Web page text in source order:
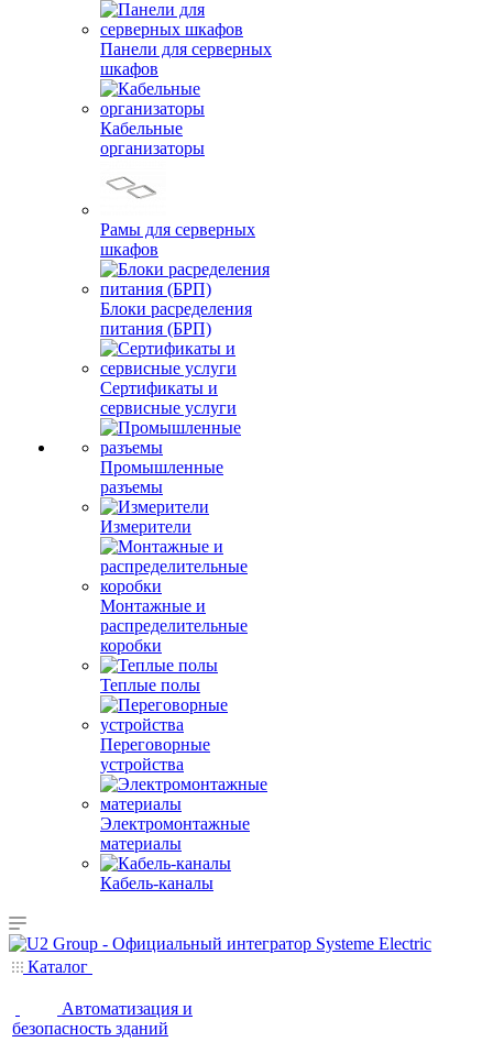
Панели для серверных
шкафов
Кабельные
организаторы
Рамы для серверных
шкафов
Блоки расределения
питания (БРП)
Сертификаты и
сервисные услуги
Промышленные
разъемы
Измерители
Монтажные и
распределительные
коробки
Теплые полы
Переговорные
устройства
Электромонтажные
материалы
Кабель-каналы
Каталог
Автоматизация и
безопасность зданий